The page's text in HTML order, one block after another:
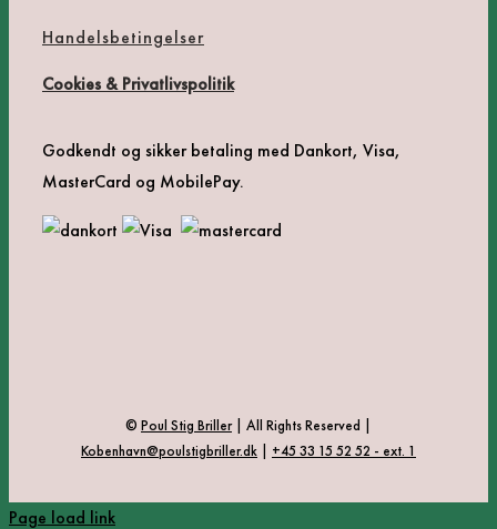
Handelsbetingelser
Cookies & Privatlivspolitik
Godkendt og sikker betaling med Dankort, Visa,
MasterCard og MobilePay.
© Poul Stig Briller| All Rights Reserved |
Kobenhavn@poulstigbriller.dk
+45 33 15 52 52 - ext. 1
Page load link